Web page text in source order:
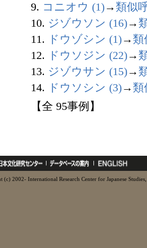
9. コニオウ (1)→ 類似
10. ジゾウソン (16)→
11.
ドウゾシン (1)→ 類
12.
ドウソジン (22)→
13. ジゾウサン (15)→
14.
ドウソシン (3)→ 類
【全 95事例】
(c) 2002- International Research Center for Japanese